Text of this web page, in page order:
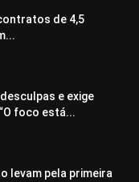
de 4,5
e exige
foco está...
levam pela primeira